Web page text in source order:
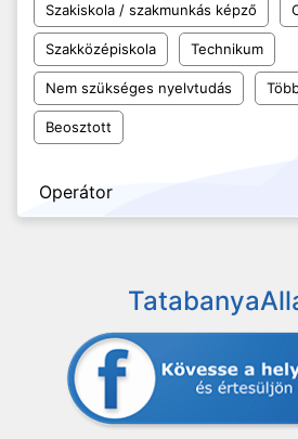
Szakiskola / szakmunkás képző
Szakközépiskola Technikum
Nem szükséges nyelvtudás
Beosztott
Operátor